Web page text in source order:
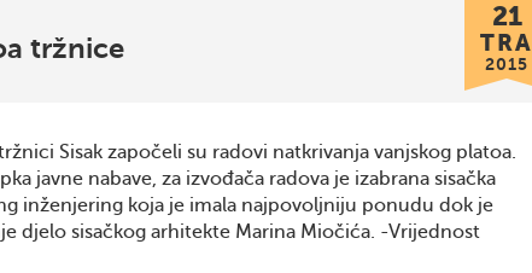
tržnice
21
TRA
2015
Sisak započeli su radovi natkrivanja vanjskog platoa.
javne nabave, za izvođača radova je izabrana sisačka
inženjering koja je imala najpovoljniju ponudu dok je
djelo sisačkog arhitekte Marina Miočića. -Vrijednost